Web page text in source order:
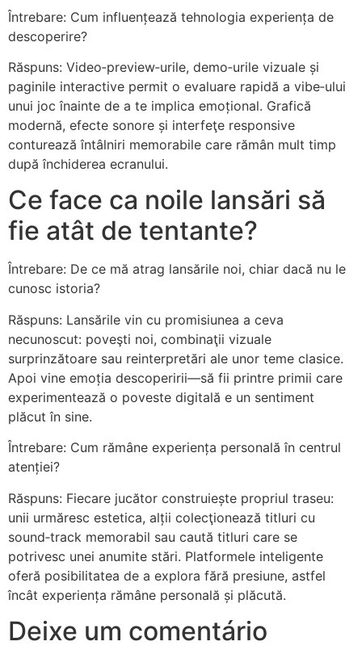
Întrebare: Cum influențează tehnologia experiența de
descoperire?
Răspuns: Video‑preview‑urile, demo‑urile vizuale și
paginile interactive permit o evaluare rapidă a vibe‑ului
unui joc înainte de a te implica emoțional. Grafică
modernă, efecte sonore și interfeţe responsive
conturează întâlniri memorabile care rămân mult timp
după închiderea ecranului.
Ce face ca noile lansări să
fie atât de tentante?
Întrebare: De ce mă atrag lansările noi, chiar dacă nu le
cunosc istoria?
Răspuns: Lansările vin cu promisiunea a ceva
necunoscut: poveşti noi, combinaţii vizuale
surprinzătoare sau reinterpretări ale unor teme clasice.
Apoi vine emoția descoperirii—să fii printre primii care
experimentează o poveste digitală e un sentiment
plăcut în sine.
Întrebare: Cum rămâne experiența personală în centrul
atenției?
Răspuns: Fiecare jucător construiește propriul traseu:
unii urmăresc estetica, alții colecţionează titluri cu
sound‑track memorabil sau caută titluri care se
potrivesc unei anumite stări. Platformele inteligente
oferă posibilitatea de a explora fără presiune, astfel
încât experiența rămâne personală și plăcută.
Deixe um comentário